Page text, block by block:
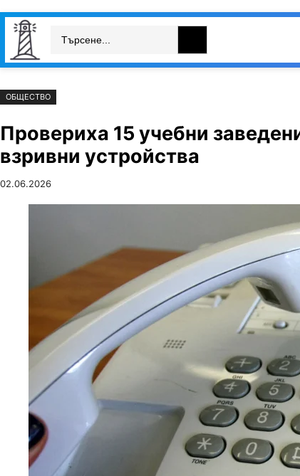
Към
съдържанието
Skip
cont
ОБЩЕСТВО
Провериха 15 учебни
взривни устройства
02.06.2026